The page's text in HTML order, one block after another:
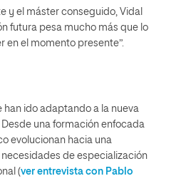
y el máster conseguido, Vidal
futura pesa mucho más que lo
en el momento presente”.
han ido adaptando a la nueva
una formación enfocada
evolucionan hacia una
de especialización
(ver entrevista con Pablo